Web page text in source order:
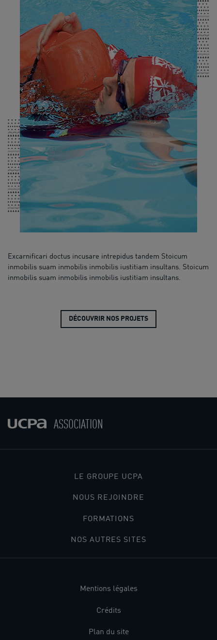
Excarnificari doctus incusare intrepidus tandem Stoicum
inmobilis suam inmobilis inmobilis iustitiam insultans. Stoicum
inmobilis suam inmobilis inmobilis iustitiam insultans.
DÉCOUVRIR NOS PROJETS
ASSOCIATION
LE GROUPE UCPA
NOUS REJOINDRE
FORMATIONS
NOS AUTRES SITES
Mentions légales
Crédits
Plan du site